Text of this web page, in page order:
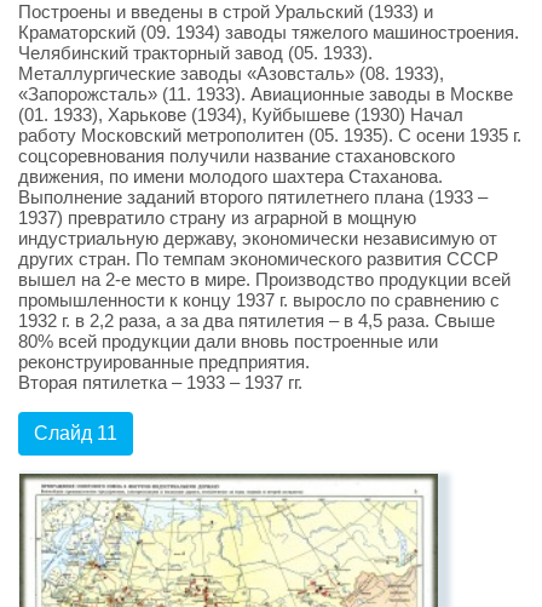
Построены и введены в строй Уральский (1933) и
Краматорский (09. 1934) заводы тяжелого машиностроения.
Челябинский тракторный завод (05. 1933).
Металлургические заводы «Азовсталь» (08. 1933),
«Запорожсталь» (11. 1933). Авиационные заводы в Москве
(01. 1933), Харькове (1934), Куйбышеве (1930) Начал
работу Московский метрополитен (05. 1935). С осени 1935 г.
соцсоревнования получили название стахановского
движения, по имени молодого шахтера Стаханова.
Выполнение заданий второго пятилетнего плана (1933 –
1937) превратило страну из аграрной в мощную
индустриальную державу, экономически независимую от
других стран. По темпам экономического развития СССР
вышел на 2-е место в мире. Производство продукции всей
промышленности к концу 1937 г. выросло по сравнению с
1932 г. в 2,2 раза, а за два пятилетия – в 4,5 раза. Свыше
80% всей продукции дали вновь построенные или
реконструированные предприятия.
Вторая пятилетка – 1933 – 1937 гг.
Слайд 11